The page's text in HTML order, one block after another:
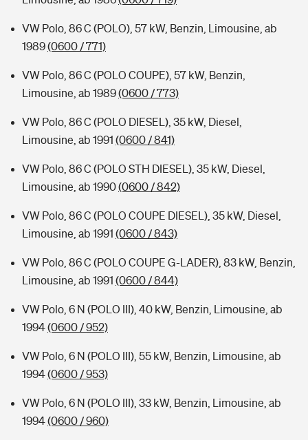
VW Polo, 86 C (POLO), 57 kW, Benzin, Limousine, ab
1989(0600 / 771)
VW Polo, 86 C (POLO COUPE), 57 kW, Benzin,
Limousine, ab 1989(0600 / 773)
VW Polo, 86 C (POLO DIESEL), 35 kW, Diesel,
Limousine, ab 1991 (0600 / 841)
VW Polo, 86 C (POLO STH DIESEL), 35 kW, Diesel,
Limousine, ab 1990(0600 / 842)
VW Polo, 86 C (POLO COUPE DIESEL), 35 kW, Diesel,
Limousine, ab 1991 (0600 / 843)
VW Polo, 86 C (POLO COUPE G-LADER), 83 kW, Benzin,
Limousine, ab 1991 (0600 / 844)
VW Polo, 6 N (POLO III), 40 kW, Benzin, Limousine, ab
1994(0600 / 952)
VW Polo, 6 N (POLO III), 55 kW, Benzin, Limousine, ab
1994(0600 / 953)
VW Polo, 6 N (POLO III), 33 kW, Benzin, Limousine, ab
1994(0600 / 960)